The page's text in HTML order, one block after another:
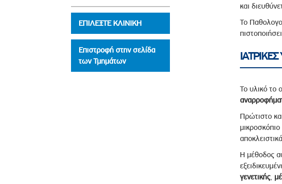
Πολιτική Δέουσας Επιμέλειας Τρίτων
Πολιτική Αναγνώρισης Προστασίας
Ασθενών
Ειδική Ετήσια Έκθεση
ΕΠΙΛΕΞΤΕ ΚΛΙΝΙΚΗ
Επιστροφή στην σελίδα
των Τμημάτων
και
Το
Το υλικό το
Πρώτιστο
Η μέθοδος
γενετικής,